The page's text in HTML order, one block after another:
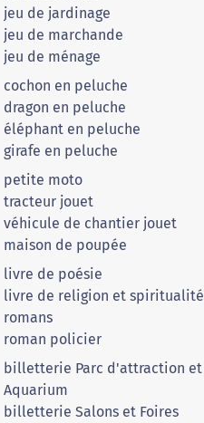
jeu de jardinage
jeu de marchande
jeu de ménage
cochon en peluche
dragon en peluche
éléphant en peluche
girafe en peluche
petite moto
tracteur jouet
véhicule de chantier jouet
maison de poupée
livre de poésie
livre de religion et spiritualité
romans
roman policier
billetterie Parc d'attraction et
Aquarium
billetterie Salons et Foires